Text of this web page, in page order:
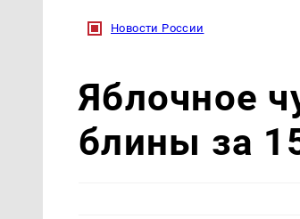
Новости России
Яблочное
блины за